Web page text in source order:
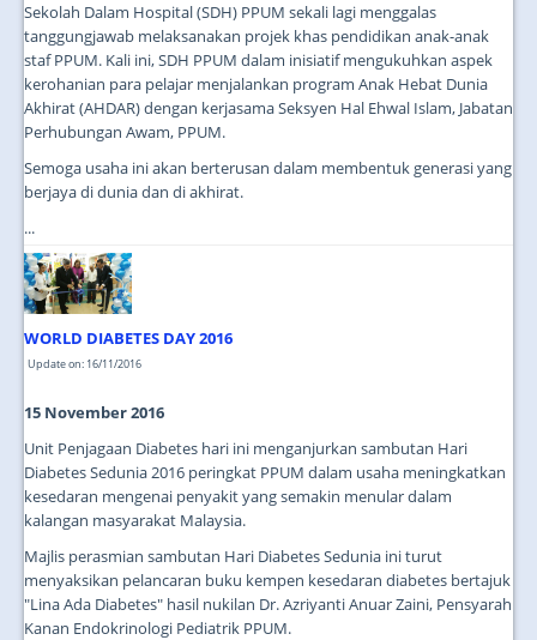
Sekolah Dalam Hospital (SDH) PPUM sekali lagi menggalas
tanggungjawab melaksanakan projek khas pendidikan anak-anak
staf PPUM. Kali ini, SDH PPUM dalam inisiatif mengukuhkan aspek
kerohanian para pelajar menjalankan program Anak Hebat Dunia
Akhirat (AHDAR) dengan kerjasama Seksyen Hal Ehwal Islam, Jabatan
Perhubungan Awam, PPUM.
Semoga usaha ini akan berterusan dalam membentuk generasi yang
berjaya di dunia dan di akhirat.
...
WORLD DIABETES DAY 2016
Update on: 16/11/2016
15 November 2016
Unit Penjagaan Diabetes hari ini menganjurkan sambutan Hari
Diabetes Sedunia 2016 peringkat PPUM dalam usaha meningkatkan
kesedaran mengenai penyakit yang semakin menular dalam
kalangan masyarakat Malaysia.
Majlis perasmian sambutan Hari Diabetes Sedunia ini turut
menyaksikan pelancaran buku kempen kesedaran diabetes bertajuk
"Lina Ada Diabetes" hasil nukilan Dr. Azriyanti Anuar Zaini, Pensyarah
Kanan Endokrinologi Pediatrik PPUM.